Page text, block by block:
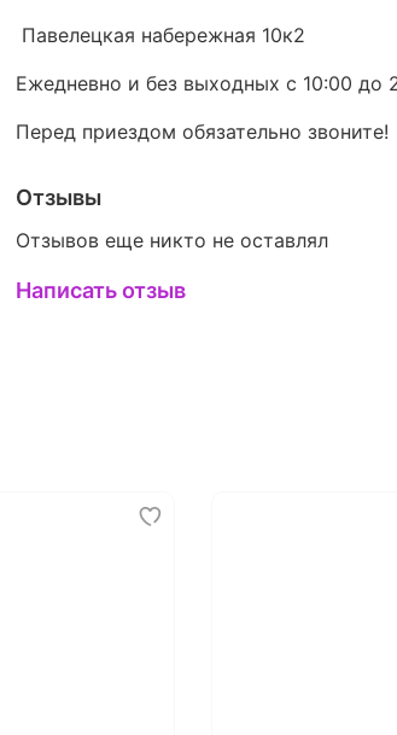
Павелецкая набережная 10к2
Ежедневно и без выходных с 10:00 до
Перед приездом обязательно звоните!
Отзывы
Отзывов еще никто не оставлял
Написать отзыв